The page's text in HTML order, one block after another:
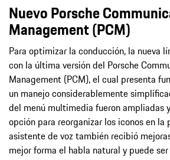
Nuevo Porsche
Management (PCM)
Para optimizar la conducción, la nueva
con la última versión del Porsche
Management (PCM), el cual presenta
un manejo considerablemente
del menú multimedia fueron ampliadas
opción para reorganizar los iconos en la
asistente de voz también recibió
mejor forma el habla natural y puede